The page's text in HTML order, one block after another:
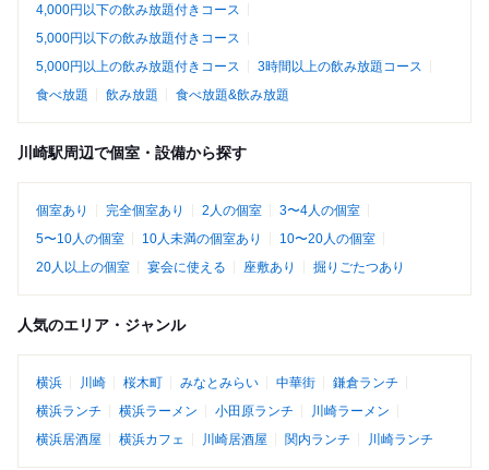
4,000円以下の飲み放題付きコース
5,000円以下の飲み放題付きコース
5,000円以上の飲み放題付きコース
3時間以上の飲み放題コース
食べ放題
飲み放題 食べ放題&飲み放題
川崎駅周辺で個室・設備から探す
個室あり 完全個室あり 2人の個室
3〜4人の個室
5〜10人の個室
10人未満の個室あり
10〜20人の個室
20人以上の個室
宴会に使える 座敷あり 掘りごたつあり
人気のエリア・ジャンル
横浜 川崎 桜木町 みなとみらい 中華街
鎌倉ランチ
横浜ランチ
横浜ラーメン 小田原ランチ
川崎ラーメン
横浜居酒屋
横浜カフェ 川崎居酒屋 関内ランチ 川崎ランチ